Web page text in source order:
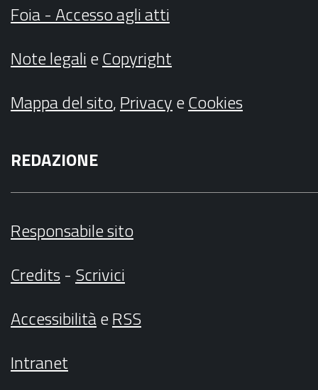
Foia - Accesso agli atti
Note legalieCopyright
Mappa del sito,PrivacyeCookies
REDAZIONE
Responsabile sito
Credits- Scrivici
AccessibilitàeRSS
Intranet